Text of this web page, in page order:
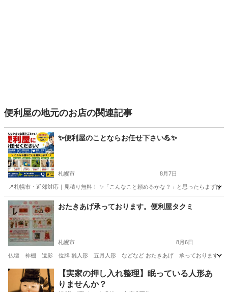
便利屋の地元のお店の関連記事
✨️便利屋のことならお任せ下さい💪✨️
札幌市 8月7日
📍札幌市・近郊対応｜見積り無料！ ✨「こんなこと頼めるかな？」と思ったら
北海道 札幌市 便利屋
おたきあげ承っております。便利屋タクミ
札幌市 8月6日
仏壇 神棚 遺影 位牌 雛人形 五月人形 などなど おたきあげ 承っております。 受
北海道 札幌市 便利屋 雛人形
【実家の押し入れ整理】眠っている人形あ
りませんか？